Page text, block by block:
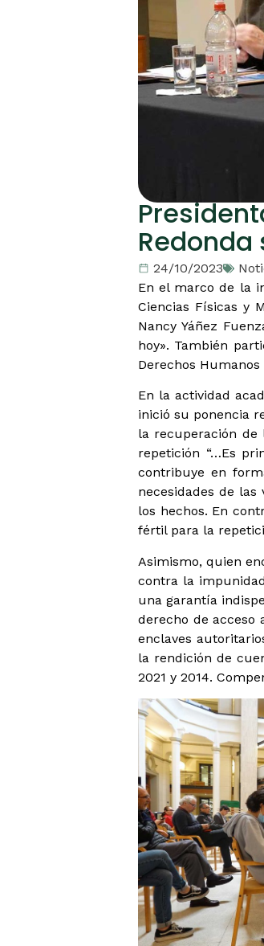
24/10/2023
En el marco de la
Ciencias Físicas y
Nancy Yáñez
hoy». También
Derechos
En la actividad
inició su ponencia
la recuperación de
repetición “…Es
contribuye en
necesidades de
los hechos. En
fértil para la
Asimismo, quien
contra la
una garantía
derecho de acceso
enclaves
la rendición de
2021 y 2014.